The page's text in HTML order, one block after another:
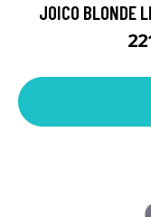
JOICO BLONDE